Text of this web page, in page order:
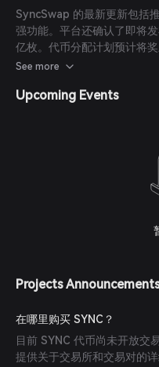
SyncSwap 的最新更新包括
强功能。平台还确认了即将
亿枚。代币分配计划预计将
与者。
See more
Upcoming Events
Projects
在哪里购买 SYNC？
目前 SYNC 代币尚未开放交
提供关于交易所和交易对的详